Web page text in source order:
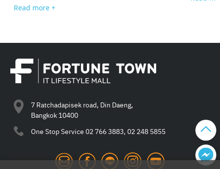
Read more +
7 Ratchadapisek road, Din Daeng,
Bangkok 10400
One Stop Service 02 766 3883, 02 248 5855